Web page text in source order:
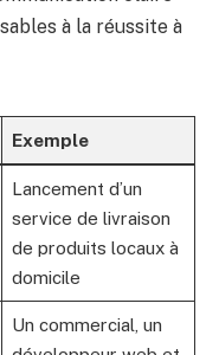
à la réussite à
Exemple
Lancement d’un
service de livraison
de produits locaux à
domicile
Un commercial, un